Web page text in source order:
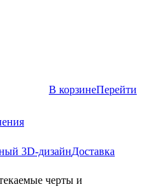
В корзинеПерейти
3D-дизайнДоставка
черты и